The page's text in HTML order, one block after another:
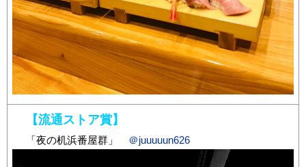
【流通ストア賞】
「夜の机浜番屋群」 ＠juuuuun626